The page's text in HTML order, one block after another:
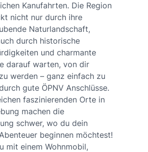
Kanufahrten. Die Region
nicht nur durch ihre
Naturlandschaft,
durch historische
und charmante
darauf warten, von dir
werden – ganz einfach zu
gute ÖPNV Anschlüsse.
faszinierenden Orte in
machen die
schwer, wo du dein
beginnen möchtest!
mit einem Wohnmobil,